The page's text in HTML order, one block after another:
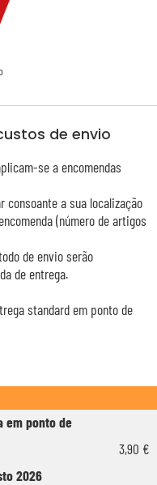
de envio
se a encomendas
consoante a sua localização
(número de artigos
de envio serão
de entrega.
standard em ponto de
em ponto de
2026
3,90 €